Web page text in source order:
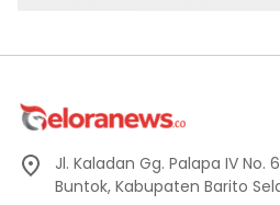
Jl. Kaladan Gg. Palapa IV No.
Buntok, Kabupaten Barito